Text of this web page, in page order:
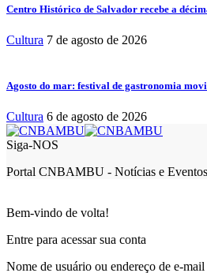
Centro Histórico de Salvador recebe a
Cultura 7 de agosto de 2026
Agosto do mar: festival de gastronomia
Cultura 6 de agosto de 2026
Siga-NOS
Portal CNBAMBU - Notícias e
Bem-vindo de volta!
Entre para acessar sua conta
Nome de usuário ou endereço de e-mail